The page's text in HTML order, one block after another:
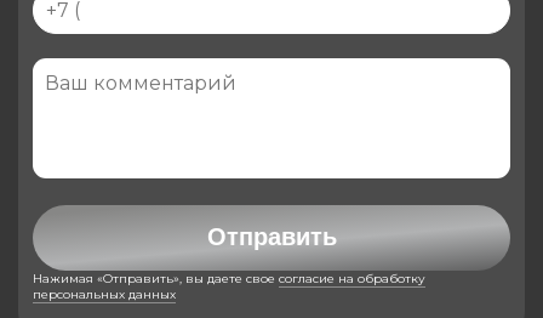
Отправить
Нажимая «Отправить», вы даете свое согласие на обработку
персональных данных